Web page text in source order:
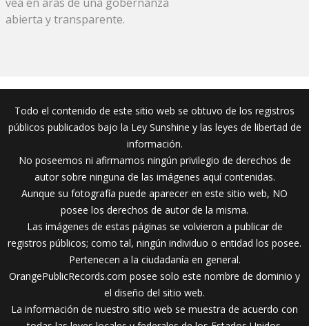
abierta y transparente.
Todo el contenido de este sitio web se obtuvo de los registros
públicos publicados bajo la Ley Sunshine y las leyes de libertad de
información.
No poseemos ni afirmamos ningún privilegio de derechos de
autor sobre ninguna de las imágenes aquí contenidas.
Aunque su fotografía puede aparecer en este sitio web, NO
posee los derechos de autor de la misma.
Las imágenes de estas páginas se volvieron a publicar de
registros públicos; como tal, ningún individuo o entidad los posee.
Pertenecen a la ciudadanía en general.
OrangePublicRecords.com posee solo este nombre de dominio y
el diseño del sitio web.
La información de nuestro sitio web se muestra de acuerdo con